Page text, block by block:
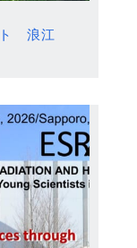
ト 浪江